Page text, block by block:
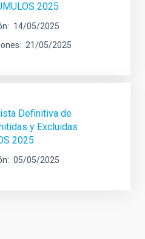
2025
14/05/2025
21/05/2025
Definitiva de
y Excluidas
2025
05/05/2025